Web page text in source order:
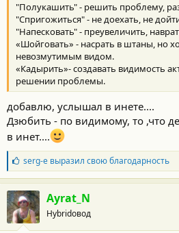
"Полукашить" - решить проблему,
"Спригожиться" - не доехать, не
"Напесковать" - преувеличить,
«Шойговать» - насрать в штаны, но
невозмутимым видом.
«Кадырить»- создавать видимость
решении проблемы.
добавлю, услышал в инете....
Дзюбить - по видимому, то ,что
в инет....
Б
л
а
г
о
д
а
serg-eвыразил свою благодарность
Ayrat_N
Hybridовод